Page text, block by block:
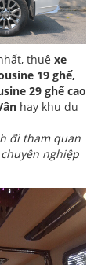
thuê xe
19 ghế,
29 ghế cao
hay khu du
đi tham quan
nghiệp